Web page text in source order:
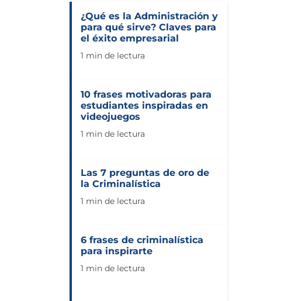
¿Qué es la Administración y
para qué sirve? Claves para
el éxito empresarial
1 min de lectura
10 frases motivadoras para
estudiantes inspiradas en
videojuegos
1 min de lectura
Las 7 preguntas de oro de
la Criminalística
1 min de lectura
6 frases de criminalística
para inspirarte
1 min de lectura